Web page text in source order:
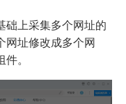
础上采集多个网址的
网址修改成多个网
。